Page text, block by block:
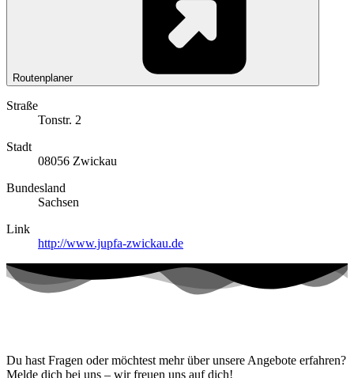
Routenplaner
Straße
Tonstr. 2
Stadt
08056 Zwickau
Bundesland
Sachsen
Link
http://www.jupfa-zwickau.de
Du hast Fragen oder möchtest mehr über unsere Angebote erfahren?
Melde dich bei uns – wir freuen uns auf dich!